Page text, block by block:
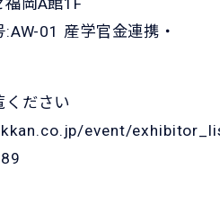
01 産学官金連携・
ださい
event/